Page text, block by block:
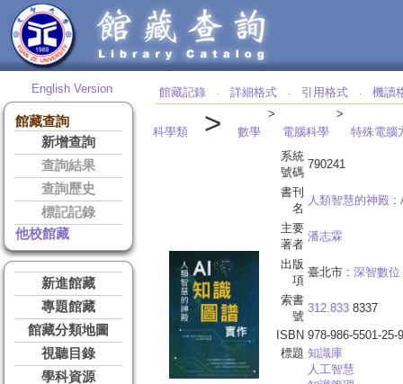
English Version
館藏查詢
新增查詢
查詢結果
查詢歷史
標記記錄
他校館藏
新進館藏
專題館藏
館藏分類地圖
視聽目錄
學科資源
館藏記錄 ‧ 詳細格式 ‧ 引用格式 ‧ 機讀
科學類 > 數學
>
電腦科學
>
特殊電腦
系統
號碼
790241
書刊
名
人類智慧的神殿 :
主要
著者
潘志霖
出版
項
臺北市 : 深智數位
索書
號
312.833 8337
ISBN 978-986-5501-25-9
標題 知識庫
人工智慧